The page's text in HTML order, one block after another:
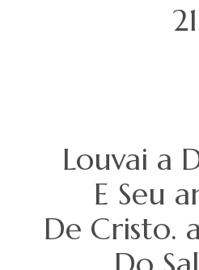
Louvai a
E Seu
De Cristo.